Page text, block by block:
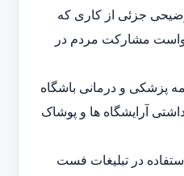
جزئی از کاری که
مشارکت مردم در
پزشکی و درمانی باشگاه
آرایشگاه ها و پوشاک
در تبلیغات فست